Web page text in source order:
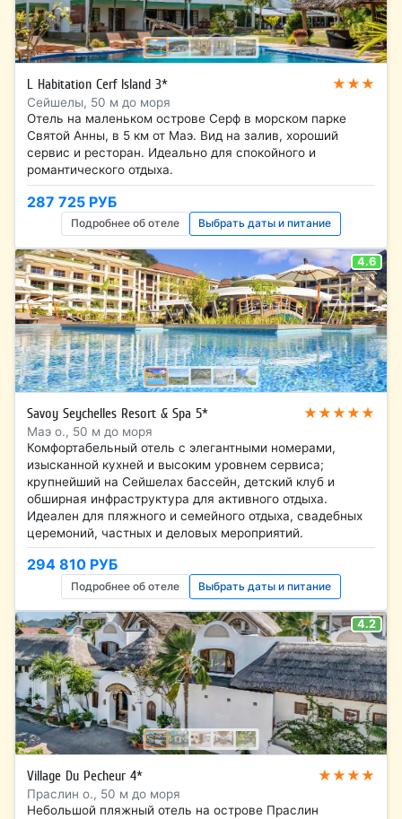
L Habitation Cerf Island 3* ★★★
Сейшелы, 50 м до моря
Отель на маленьком острове Серф в морском парке
Святой Анны, в 5 км от Маэ. Вид на залив, хороший
сервис и ресторан. Идеально для спокойного и
романтического отдыха.
287 725 РУБ
Подробнее об отеле Выбрать даты и питание
4.6
Savoy Seychelles Resort & Spa 5* ★★★★★
Маэ о., 50 м до моря
Комфортабельный отель с элегантными номерами,
изысканной кухней и высоким уровнем сервиса;
крупнейший на Сейшелах бассейн, детский клуб и
обширная инфраструктура для активного отдыха.
Идеален для пляжного и семейного отдыха, свадебных
церемоний, частных и деловых мероприятий.
294 810 РУБ
Подробнее об отеле Выбрать даты и питание
4.2
Village Du Pecheur 4* ★★★★
Праслин о., 50 м до моря
Небольшой пляжный отель на острове Праслин